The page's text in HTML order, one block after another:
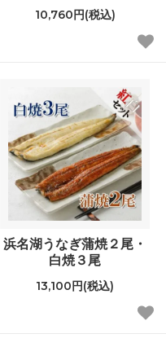
10,760円(税込)
浜名湖うなぎ蒲焼２尾・
白焼３尾
13,100円(税込)